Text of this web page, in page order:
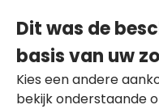
Dit was de
basis van uw
Kies een andere
bekijk onderstaande